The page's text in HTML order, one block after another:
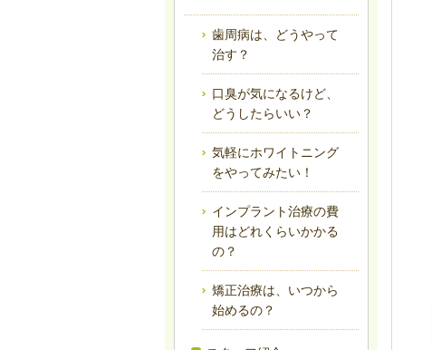
歯周病は、どうやって
治す？
口臭が気になるけど、
どうしたらいい？
気軽にホワイトニング
をやってみたい！
インプラント治療の費
用はどれくらいかかる
の？
矯正治療は、いつから
始めるの？